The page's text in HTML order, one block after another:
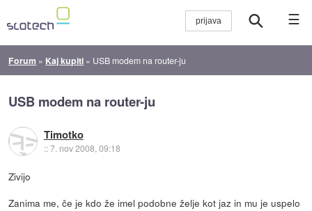
☰
Forum » Kaj kupiti » USB modem na router-ju
USB modem na router-ju
Timotko
::7. nov 2008, 09:18
Zivijo
Zanima me, če je kdo že imel podobne želje kot jaz in mu je uspelo